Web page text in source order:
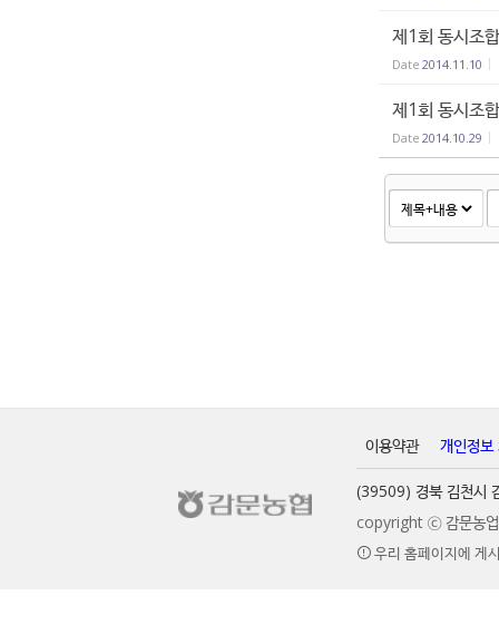
제1회 동시조
Date 2014.11.10
제1회 동시조
Date 2014.10.29
이용약관 개인정보
(39509) 경북 김천시
copyright ⓒ 감문농업
우리 홈페이지에 게